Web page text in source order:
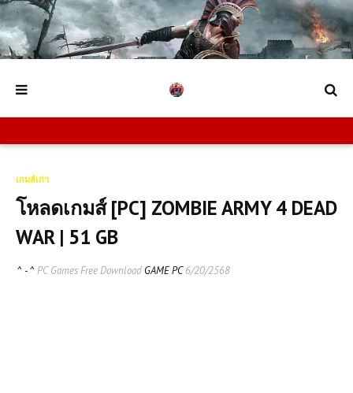
เกมส์เก่า
โหลดเกมส์ [PC] ZOMBIE ARMY 4 DEAD
WAR | 51 GB
^ - ^ PC Games Free Download GAME PC6/20/2568